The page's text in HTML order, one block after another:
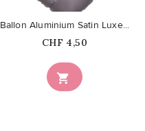

Ballon Aluminium Satin Luxe...
Prix
CHF 4,50